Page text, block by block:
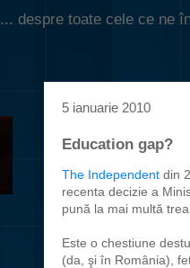
despre toate cele ce ne
5 ianuarie 2010
Education gap?
The Independent din
recenta decizie a
pună la mai multă
Este o chestiune
(da, şi în România),